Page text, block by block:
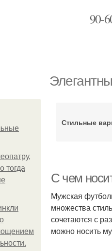
90-
тогда
Стильные
С чем
Мужская
множества
сочетаются с
можно носить